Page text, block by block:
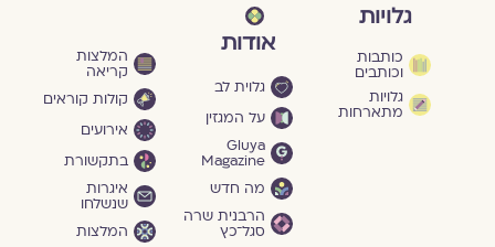
גלויות
כותבות
וכותבים
גלויות
מתארחות
אודות
גלוית לב
על המגזין
Gluya
Magazine
מה חדש
הרבנית שרה
סגל־כץ
המלצות
קריאה
קולות קוראים
אירועים
בתקשורת
איגרות
שנשלחו
המלצות